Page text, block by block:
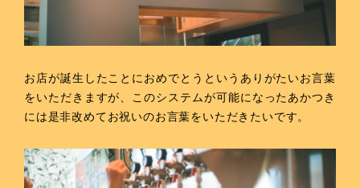
お店が誕生したことにおめでとうというありがたいお言葉
をいただきますが、このシステムが可能になったあかつき
には是非改めてお祝いのお言葉をいただきたいです。